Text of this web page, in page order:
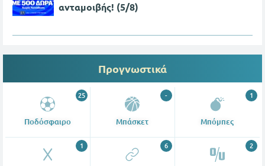
ανταμοιβής! (5/8)
Προγνωστικά
Ποδόσφαιρο
25
Μπάσκετ
-
Μπόμπες
1
1 6 2